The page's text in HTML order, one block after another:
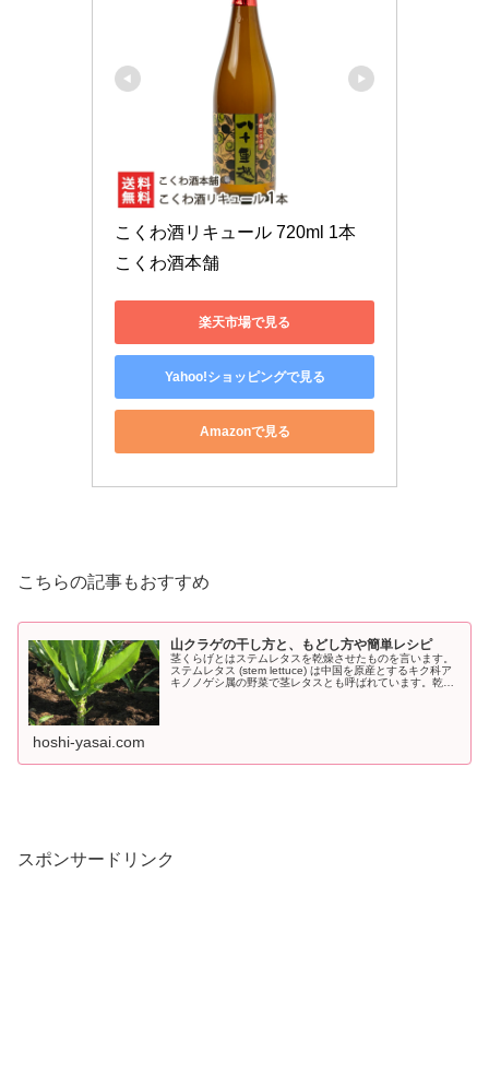
こくわ酒リキュール 720ml 1本
こくわ酒本舗
楽天市場で見る
Yahoo!ショッピングで見る
Amazonで見る
こちらの記事もおすすめ
山クラゲの干し方と、もどし方や簡単レシピ
茎くらげとはステムレタスを乾燥させたものを言います。
ステムレタス (stem lettuce) は中国を原産とするキク科ア
キノノゲシ属の野菜で茎レタスとも呼ばれています。乾燥
hoshi-yasai.com
スポンサードリンク